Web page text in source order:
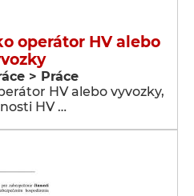
operátor HV alebo
> Práce
HV alebo vyvozky,
HV …